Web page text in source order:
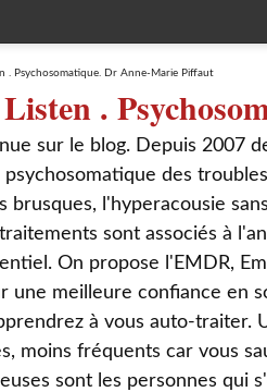
.
sur le blog. Depuis 2007
psychosomatique des
brusques, l'hyperacousie
sont associés à
On propose l'EMDR,
une meilleure confiance en
à vous auto-traiter.
moins fréquents car vous
sont les personnes qui